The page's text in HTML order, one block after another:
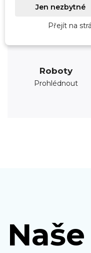
Roboty
Prohlédnout
Jen nezbytné
Přejít na